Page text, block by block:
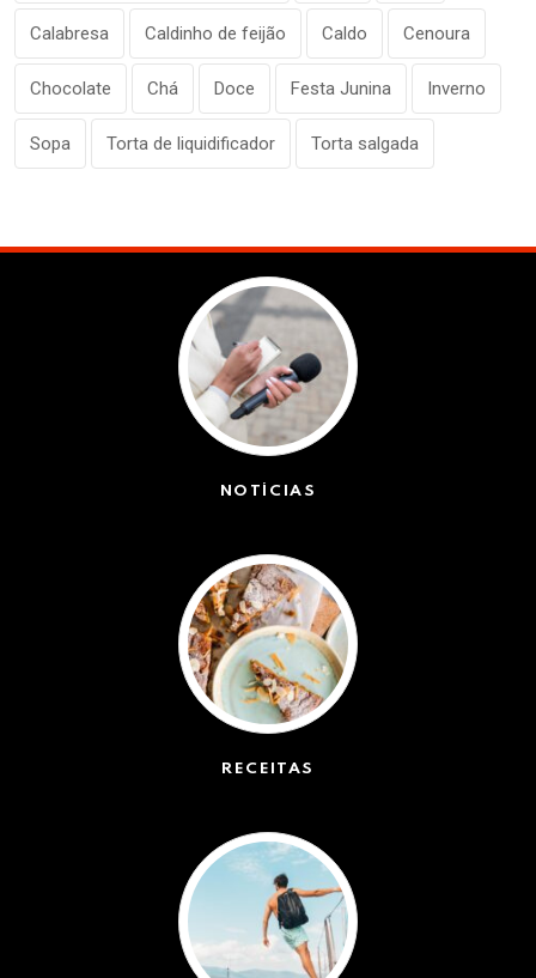
Calabresa Caldinho de feijão Caldo Cenoura
Chocolate Chá Doce Festa Junina Inverno
Sopa Torta de liquidificador Torta salgada
NOTÍCIAS
RECEITAS